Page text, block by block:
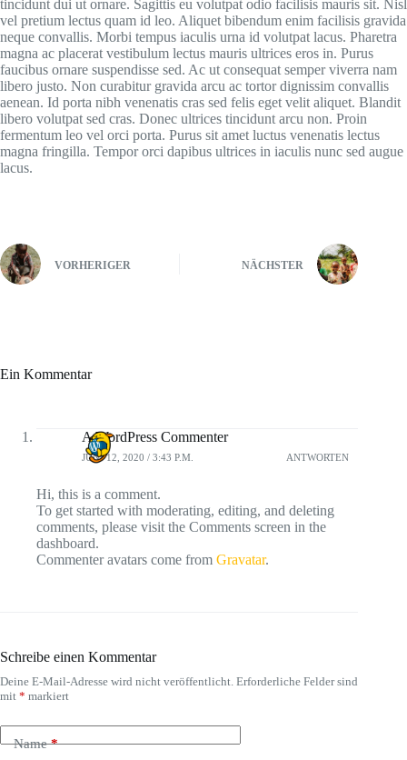
tincidunt dui ut ornare. Sagittis eu volutpat odio facilisis mauris sit. Nisl
vel pretium lectus quam id leo. Aliquet bibendum enim facilisis gravida
neque convallis. Morbi tempus iaculis urna id volutpat lacus. Pharetra
magna ac placerat vestibulum lectus mauris ultrices eros in. Purus
faucibus ornare suspendisse sed. Ac ut consequat semper viverra nam
libero justo. Non curabitur gravida arcu ac tortor dignissim convallis
aenean. Id porta nibh venenatis cras sed felis eget velit aliquet. Blandit
libero volutpat sed cras. Donec ultrices tincidunt arcu non. Proin
fermentum leo vel orci porta. Purus sit amet luctus venenatis lectus
magna fringilla. Tempor orci dapibus ultrices in iaculis nunc sed augue
lacus.
VORHERIGER NÄCHSTER
Ein Kommentar
A WordPress Commenter
JUNI 12, 2020 / 3:43 P.M. ANTWORTEN
Hi, this is a comment.
To get started with moderating, editing, and deleting
comments, please visit the Comments screen in the
dashboard.
Commenter avatars come from Gravatar.
Schreibe einen Kommentar
Deine E-Mail-Adresse wird nicht veröffentlicht. Erforderliche Felder sind
mit * markiert
Name*